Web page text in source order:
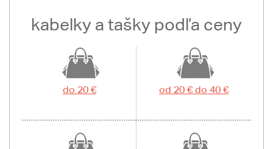
kabelky a tašky podľa ceny
do 20 € od 20 € do 40 €